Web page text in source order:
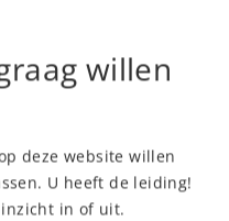
willen
deze website willen
U heeft de leiding!
in of uit.